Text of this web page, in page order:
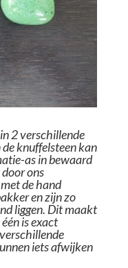
2 verschillende
knuffelsteen kan
as in bewaard
ons
de hand
en zijn zo
liggen. Dit maakt
is exact
iets afwijken